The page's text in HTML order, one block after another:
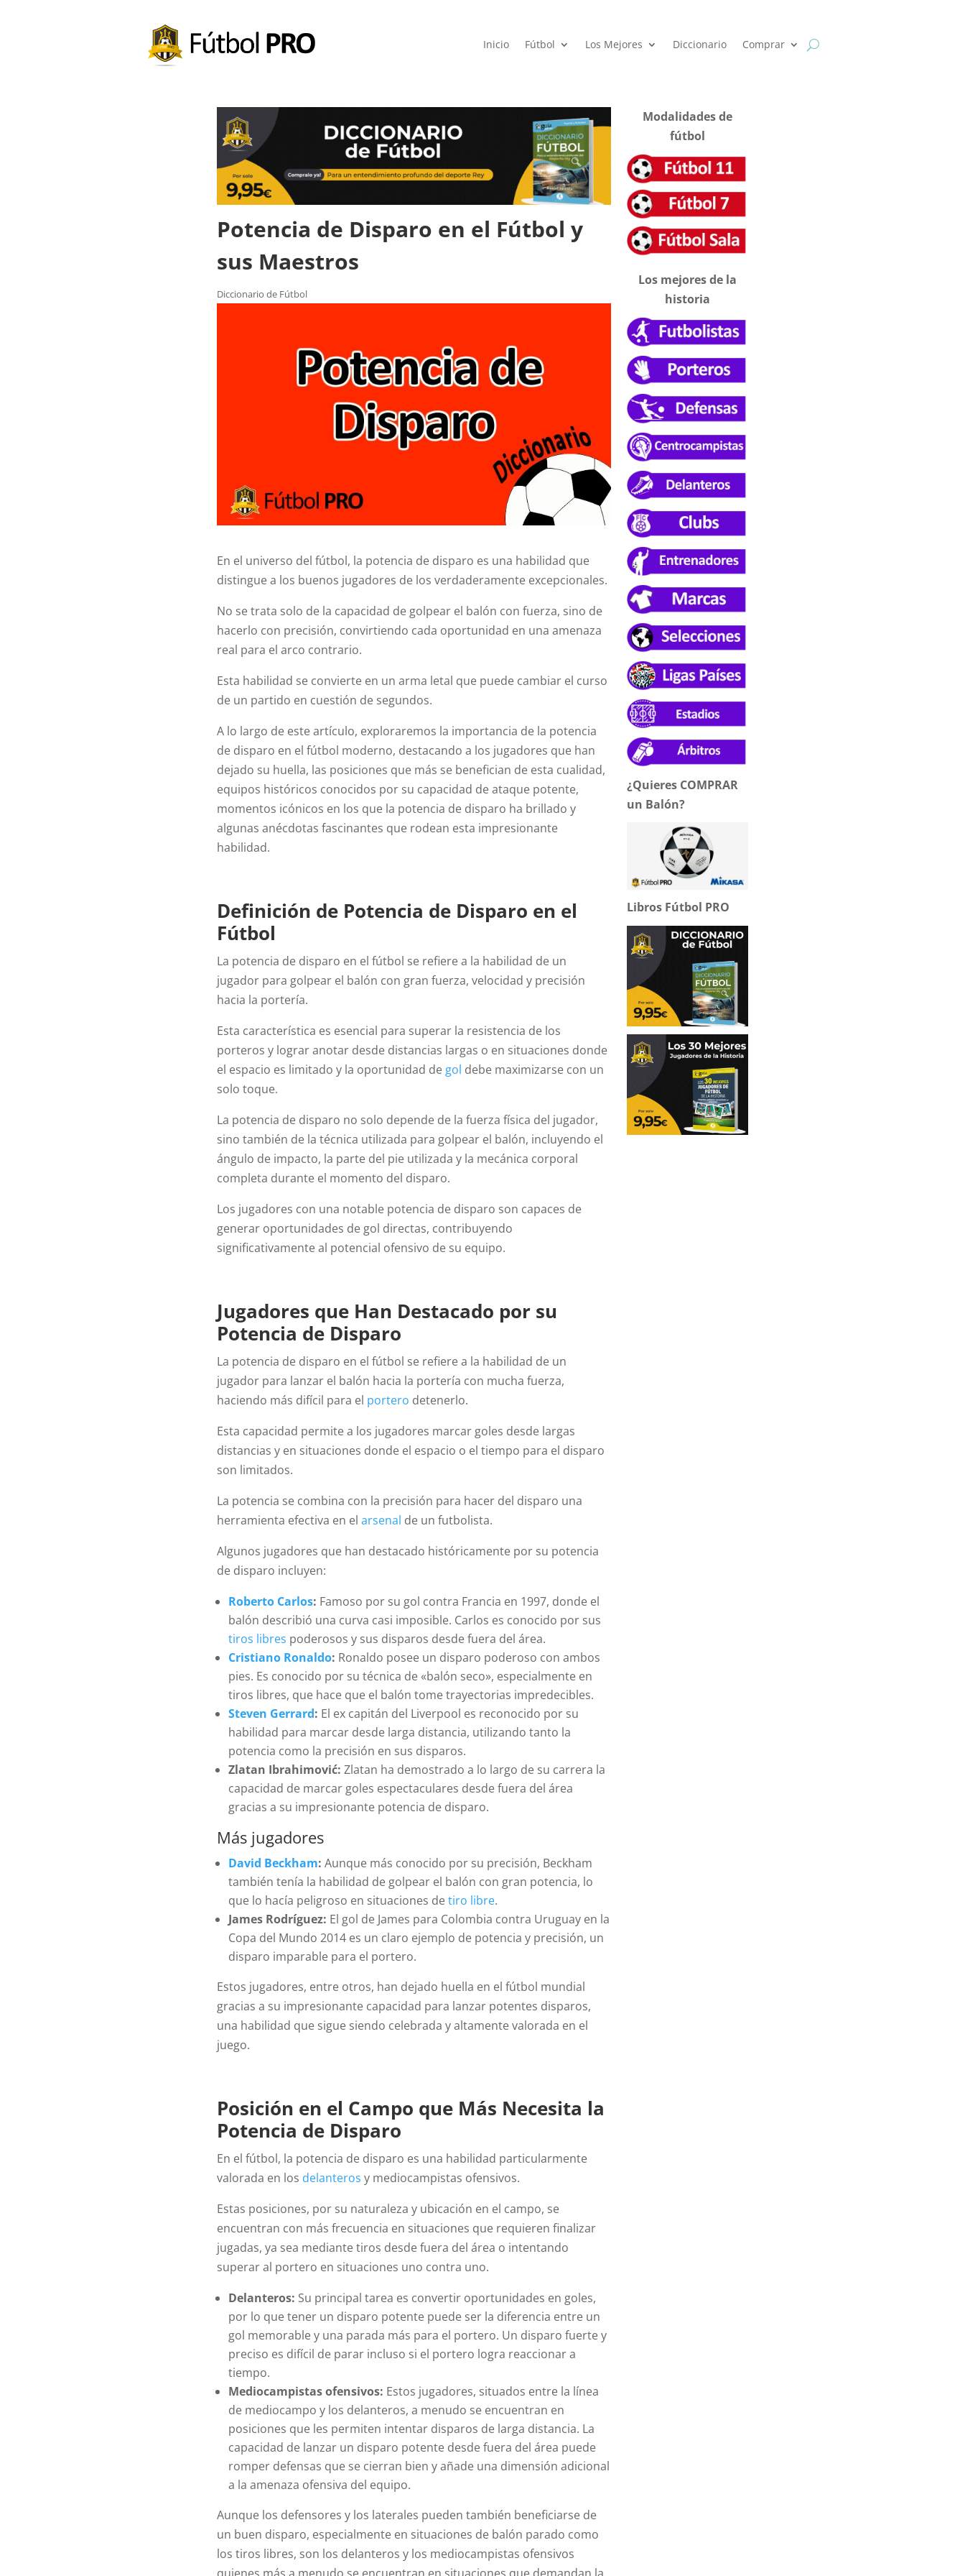
Inicio Fútbol Los Mejores Diccionario Comprar
Potencia de Disparo en el Fútbol y
sus Maestros
Diccionario de Fútbol
En el universo del fútbol, la potencia de disparo es una habilidad que
distingue a los buenos jugadores de los verdaderamente excepcionales.
No se trata solo de la capacidad de golpear el balón con fuerza, sino de
hacerlo con precisión, convirtiendo cada oportunidad en una amenaza
real para el arco contrario.
Esta habilidad se convierte en un arma letal que puede cambiar el curso
de un partido en cuestión de segundos.
A lo largo de este artículo, exploraremos la importancia de la potencia
de disparo en el fútbol moderno, destacando a los jugadores que han
dejado su huella, las posiciones que más se benefician de esta cualidad,
equipos históricos conocidos por su capacidad de ataque potente,
momentos icónicos en los que la potencia de disparo ha brillado y
algunas anécdotas fascinantes que rodean esta impresionante
habilidad.
Definición de Potencia de Disparo en el
Fútbol
La potencia de disparo en el fútbol se refiere a la habilidad de un
jugador para golpear el balón con gran fuerza, velocidad y precisión
hacia la portería.
Esta característica es esencial para superar la resistencia de los
porteros y lograr anotar desde distancias largas o en situaciones donde
el espacio es limitado y la oportunidad de gol debe maximizarse con un
solo toque.
La potencia de disparo no solo depende de la fuerza física del jugador,
sino también de la técnica utilizada para golpear el balón, incluyendo el
ángulo de impacto, la parte del pie utilizada y la mecánica corporal
completa durante el momento del disparo.
Los jugadores con una notable potencia de disparo son capaces de
generar oportunidades de gol directas, contribuyendo
significativamente al potencial ofensivo de su equipo.
Jugadores que Han Destacado por su
Potencia de Disparo
La potencia de disparo en el fútbol se refiere a la habilidad de un
jugador para lanzar el balón hacia la portería con mucha fuerza,
haciendo más difícil para el portero detenerlo.
Esta capacidad permite a los jugadores marcar goles desde largas
distancias y en situaciones donde el espacio o el tiempo para el disparo
son limitados.
La potencia se combina con la precisión para hacer del disparo una
herramienta efectiva en elarsenal de un futbolista.
Algunos jugadores que han destacado históricamente por su potencia
de disparo incluyen:
Roberto Carlos: Famoso por su gol contra Francia en 1997, donde el
balón describió una curva casi imposible. Carlos es conocido por sus
tiros libres poderosos y sus disparos desde fuera del área.
Cristiano Ronaldo: Ronaldo posee un disparo poderoso con ambos
pies. Es conocido por su técnica de «balón seco», especialmente en
tiros libres, que hace que el balón tome trayectorias impredecibles.
Steven Gerrard: El ex capitán del Liverpool es reconocido por su
habilidad para marcar desde larga distancia, utilizando tanto la
potencia como la precisión en sus disparos.
Zlatan Ibrahimović: Zlatan ha demostrado a lo largo de su carrera la
capacidad de marcar goles espectaculares desde fuera del área
gracias a su impresionante potencia de disparo.
Más jugadores
David Beckham: Aunque más conocido por su precisión, Beckham
también tenía la habilidad de golpear el balón con gran potencia, lo
que lo hacía peligroso en situaciones detiro libre.
James Rodríguez: El gol de James para Colombia contra Uruguay en la
Copa del Mundo 2014 es un claro ejemplo de potencia y precisión, un
disparo imparable para el portero.
Estos jugadores, entre otros, han dejado huella en el fútbol mundial
gracias a su impresionante capacidad para lanzar potentes disparos,
una habilidad que sigue siendo celebrada y altamente valorada en el
juego.
Posición en el Campo que Más Necesita la
Potencia de Disparo
En el fútbol, la potencia de disparo es una habilidad particularmente
valorada en los delanteros y mediocampistas ofensivos.
Estas posiciones, por su naturaleza y ubicación en el campo, se
encuentran con más frecuencia en situaciones que requieren finalizar
jugadas, ya sea mediante tiros desde fuera del área o intentando
superar al portero en situaciones uno contra uno.
Delanteros: Su principal tarea es convertir oportunidades en goles,
por lo que tener un disparo potente puede ser la diferencia entre un
gol memorable y una parada más para el portero. Un disparo fuerte y
preciso es difícil de parar incluso si el portero logra reaccionar a
tiempo.
Mediocampistas ofensivos: Estos jugadores, situados entre la línea
de mediocampo y los delanteros, a menudo se encuentran en
posiciones que les permiten intentar disparos de larga distancia. La
capacidad de lanzar un disparo potente desde fuera del área puede
romper defensas que se cierran bien y añade una dimensión adicional
a la amenaza ofensiva del equipo.
Aunque los defensores y los laterales pueden también beneficiarse de
un buen disparo, especialmente en situaciones de balón parado como
los tiros libres, son los delanteros y los mediocampistas ofensivos
Modalidades de
fútbol
Los mejores de la
historia
¿Quieres COMPRAR
un Balón?
Libros Fútbol PRO